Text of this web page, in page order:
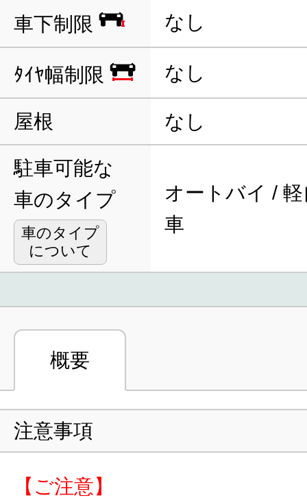
車下制限 なし
ﾀｲﾔ幅制限 なし
屋根 なし
駐車可能な
車のタイプ
車のタイプ
について
オートバイ /
車
概要
注意事項
【ご注意】